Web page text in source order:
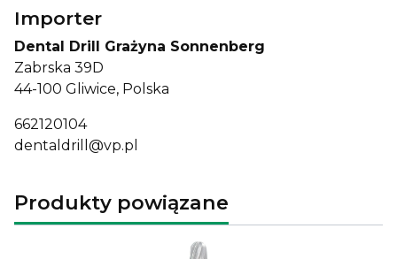
Importer
Dental Drill Grażyna Sonnenberg
Zabrska 39D
44-100 Gliwice, Polska
662120104
dentaldrill@vp.pl
Produkty powiązane